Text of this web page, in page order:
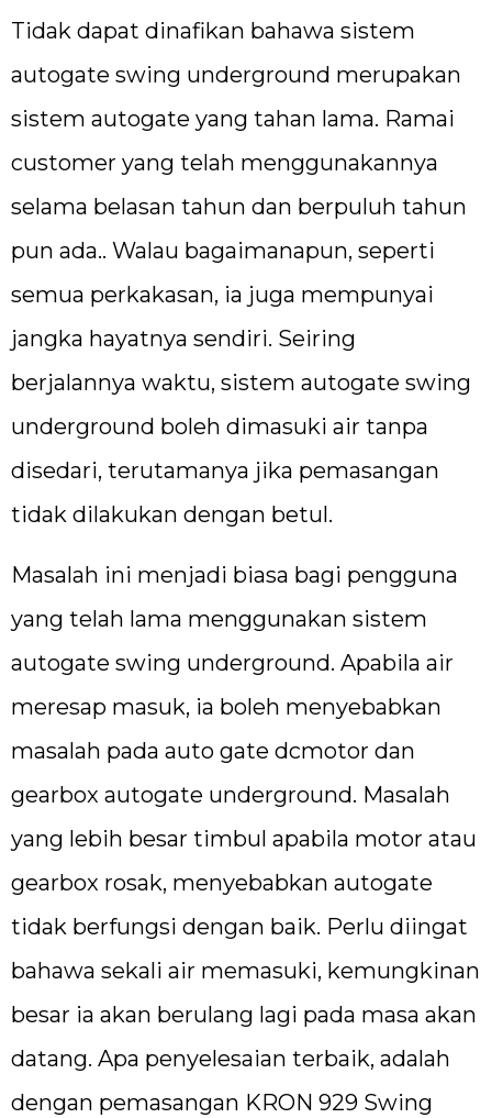
Tidak dapat dinafikan bahawa sistem
autogate swing underground merupakan
sistem autogate yang tahan lama. Ramai
customer yang telah menggunakannya
selama belasan tahun dan berpuluh tahun
pun ada.. Walau bagaimanapun, seperti
semua perkakasan, ia juga mempunyai
jangka hayatnya sendiri. Seiring
berjalannya waktu, sistem autogate swing
underground boleh dimasuki air tanpa
disedari, terutamanya jika pemasangan
tidak dilakukan dengan betul.
Masalah ini menjadi biasa bagi pengguna
yang telah lama menggunakan sistem
autogate swing underground. Apabila air
meresap masuk, ia boleh menyebabkan
masalah pada auto gate dcmotor dan
gearbox autogate underground. Masalah
yang lebih besar timbul apabila motor atau
gearbox rosak, menyebabkan autogate
tidak berfungsi dengan baik. Perlu diingat
bahawa sekali air memasuki, kemungkinan
besar ia akan berulang lagi pada masa akan
datang. Apa penyelesaian terbaik, adalah
dengan pemasangan KRON 929 Swing